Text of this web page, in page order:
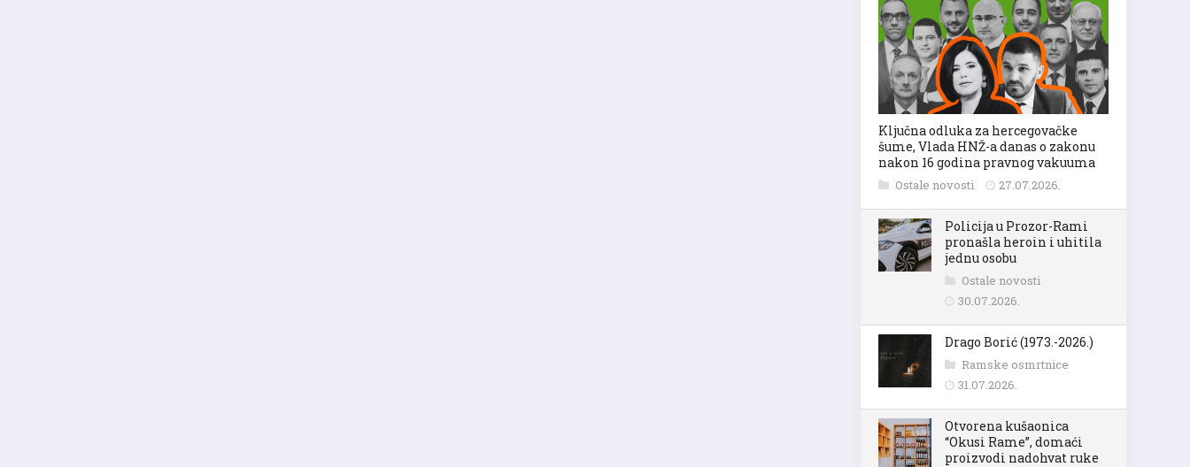
Ključna odluka za hercegovačke
šume, Vlada HNŽ-a danas o zakonu
nakon 16 godina pravnog vakuuma
Ostale novosti 27.07.2026.
Policija u Prozor-Rami
pronašla heroin i uhitila
jednu osobu
Ostale novosti
30.07.2026.
Drago Borić (1973.-2026.)
Ramske osmrtnice
31.07.2026.
Otvorena kušaonica
“Okusi Rame”, domaći
proizvodi nadohvat ruke